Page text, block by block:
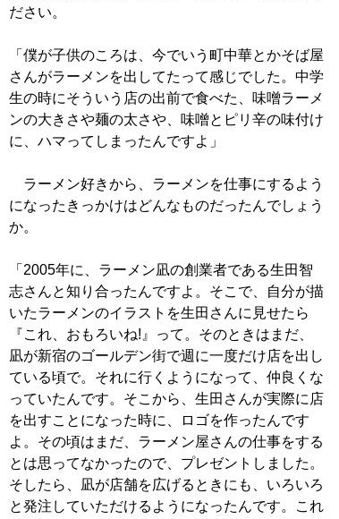
ださい。
「僕が子供のころは、今でいう町中華とかそば屋
さんがラーメンを出してたって感じでした。中学
生の時にそういう店の出前で食べた、味噌ラーメ
ンの大きさや麺の太さや、味噌とピリ辛の味付け
に、ハマってしまったんですよ」
ラーメン好きから、ラーメンを仕事にするよう
になったきっかけはどんなものだったんでしょう
か。
「2005年に、ラーメン凪の創業者である生田智
志さんと知り合ったんですよ。そこで、自分が描
いたラーメンのイラストを生田さんに見せたら
『これ、おもろいね!』って。そのときはまだ、
凪が新宿のゴールデン街で週に一度だけ店を出し
ている頃で。それに行くようになって、仲良くな
っていたんです。そこから、生田さんが実際に店
を出すことになった時に、ロゴを作ったんです
よ。その頃はまだ、ラーメン屋さんの仕事をする
とは思ってなかったので、プレゼントしました。
そしたら、凪が店舗を広げるときにも、いろいろ
と発注していただけるようになったんです。これ